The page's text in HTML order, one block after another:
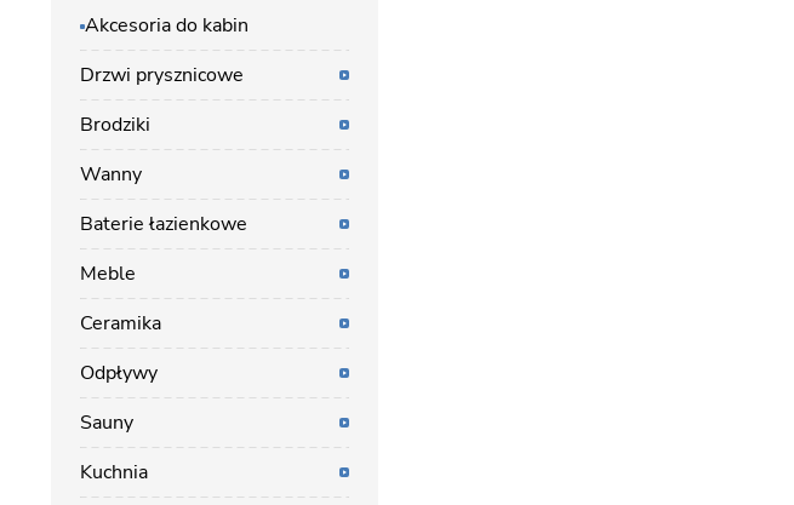
Akcesoria do kabin
Drzwi prysznicowe
Brodziki
Wanny
Baterie łazienkowe
Meble
Ceramika
Odpływy
Sauny
Kuchnia